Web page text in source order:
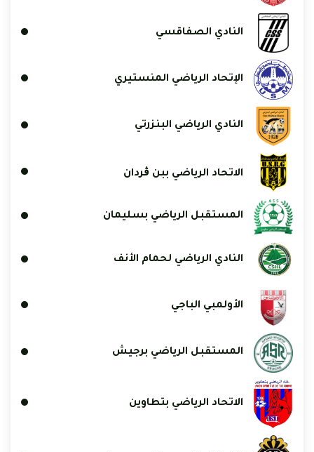
النادي الصفاقسي
الإتحاد الرياضي المنستيري
النادي الرياضي البنزرتي
الاتحاد الرياضي ببن ڨردان
المستقبل الرياضي بسليمان
النادي الرياضي لحمام الأنف
الأولمبي الباجي
المستقبل الرياضي برجيش
الاتحاد الرياضي بتطاوين